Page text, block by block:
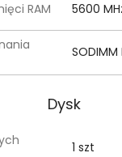
RAM 5600
SODIMM
Dysk
1 szt